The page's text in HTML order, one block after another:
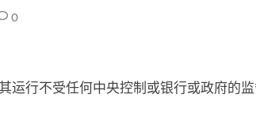
0
运行不受任何中央控制或银行或政府的